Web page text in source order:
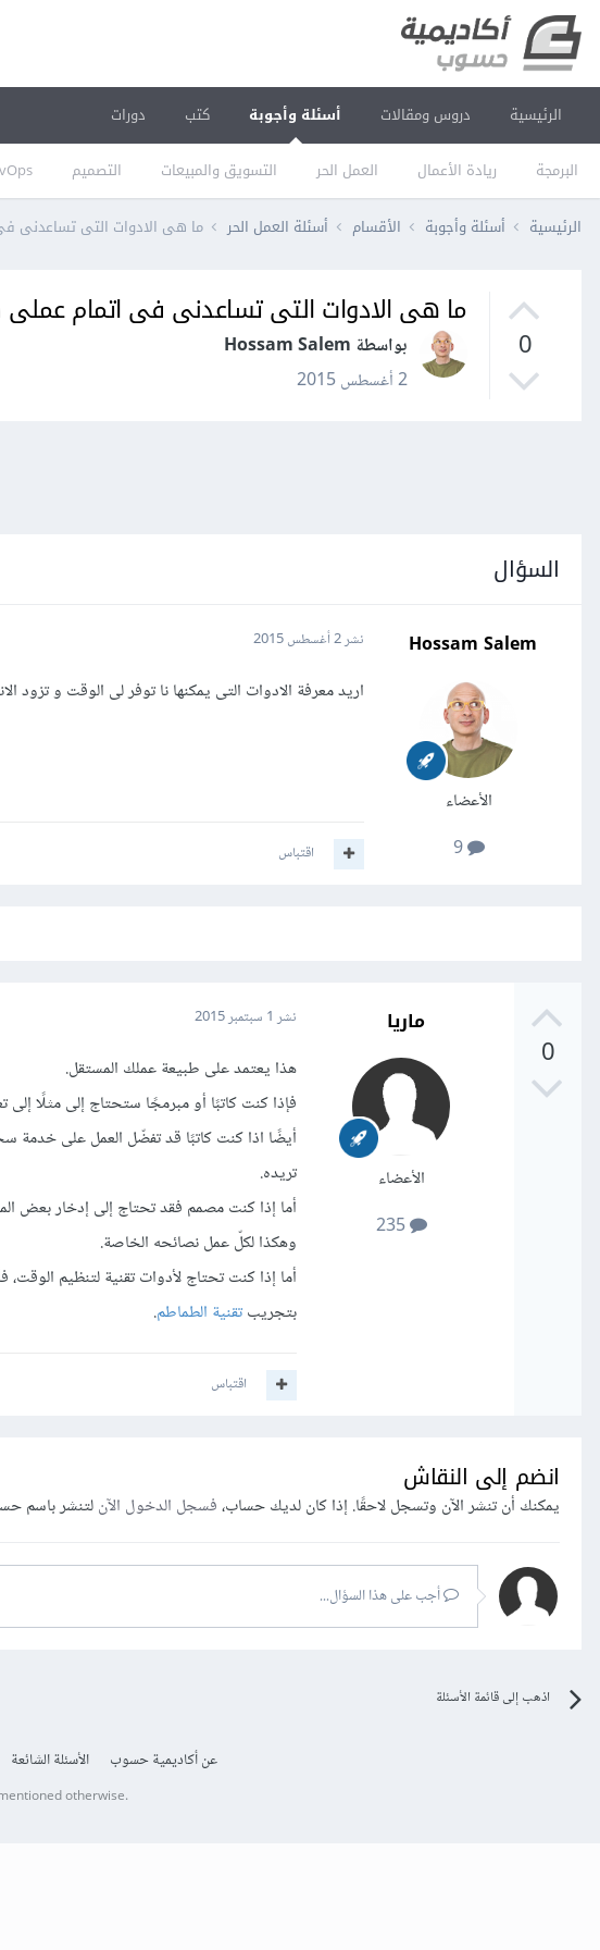
الرئيسية دروس ومقالات أسئلة وأجوبة
البرمجة ريادة الأعمال العمل الحر التسويق والمبيعات التصميم
كتب دورات
الرئيسية أسئلة وأجوبة الأقسام أسئلة العمل الحر ما هى الادوات التى تساعدنى
0
ما هى الادوات التى تساعدنى فى اتمام
بواسطة Hossam Salem
2 أغسطس 2015
السؤال
Hossam Salem
الأعضاء
9
نشر2 أغسطس 2015
اريد معرفة الادوات التى يمكنها نا توفر لى الوقت و تزود
اقتباس
0
ماريا
الأعضاء
235
نشر 1 سبتمبر 2015
هذا يعتمد على طبيعة عملك المستقل.
فإذا كنت كاتبًا أو مبرمجًا ستحتاج إلى مثلًا إلى
أيضًا اذا كنت كاتبًا قد تفضّل العمل على
تريده.
أما إذا كنت مصمم فقد تحتاج إلى إدخار بعض
وهكذا لكلّ عمل نصائحه الخاصة.
أما إذا كنت تحتاج لأدوات تقنية لتنظيم
بتجريبتقنية الطماطم.
اقتباس
انضم إلى النقاش
يمكنك أن تنشر الآن وتسجل لاحقًا. إذا كان لديك حساب،فسجل الدخول الآنلتنشر باسم
أجب على هذا السؤال...
اذهب إلى قائمة الأسئلة
عن أكاديمية حسوب الأسئلة الشائعة
otherwise.